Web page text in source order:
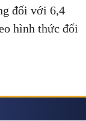
đối với 6,4
hình thức đối